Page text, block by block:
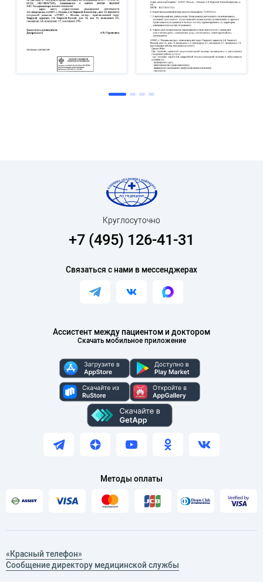
Ассистент между пациентом и доктором
Скачать мобильное приложение
Круглосуточно
+7 (495) 126-41-31
Связаться с нами в мессенджерах
Методы оплаты
«Красный телефон»
Сообщение директору медицинской службы